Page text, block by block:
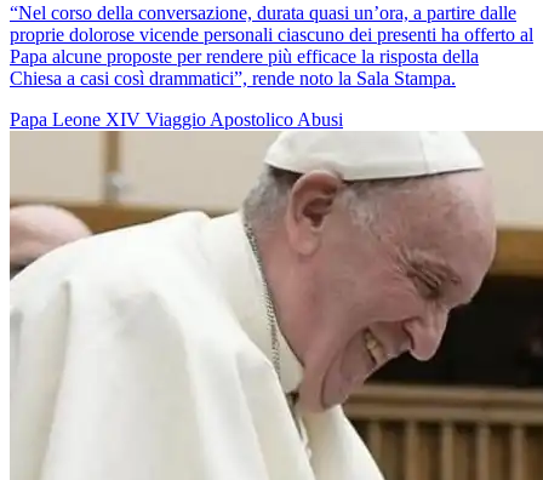
“Nel corso della conversazione, durata quasi un’ora, a partire dalle
proprie dolorose vicende personali ciascuno dei presenti ha offerto al
Papa alcune proposte per rendere più efficace la risposta della
Chiesa a casi così drammatici”, rende noto la Sala Stampa.
Papa Leone XIV Viaggio Apostolico Abusi